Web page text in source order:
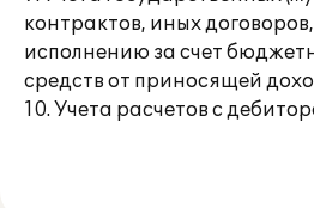
контрактов, иных
исполнению за счет
средств от приносящей
10. Учета расчетов с